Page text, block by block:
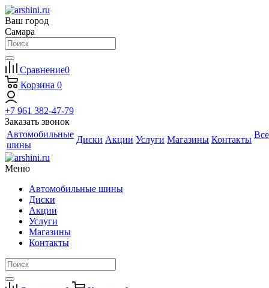
Ваш город
Самара
Сравнение0
Корзина 0
+7 961 382-47-79
Заказать звонок
Автомобильные
шины
Диски Акции Услуги Магазины Контакты Все
Меню
Автомобильные шины
Диски
Акции
Услуги
Магазины
Контакты